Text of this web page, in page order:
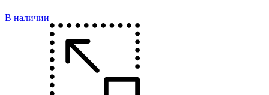
В наличии